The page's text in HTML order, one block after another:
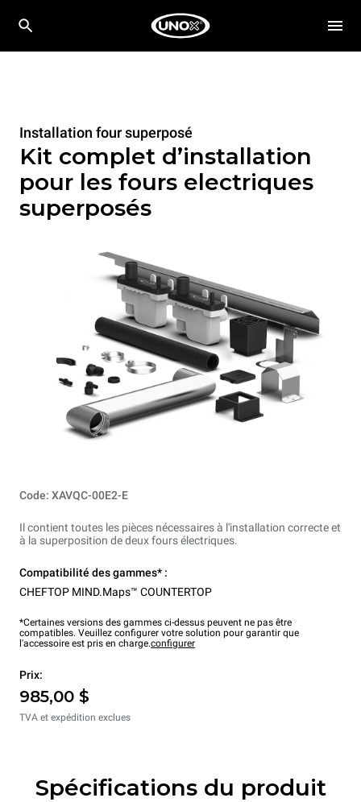
Installation four superposé
Kit complet d’installation
pour les fours electriques
superposés
Code: XAVQC-00E2-E
Il contient toutes les pièces nécessaires à l'installation correcte et
à la superposition de deux fours électriques.
Compatibilité des gammes* :
CHEFTOP MIND.Maps™ COUNTERTOP
*Certaines versions des gammes ci-dessus peuvent ne pas être
compatibles. Veuillez configurer votre solution pour garantir que
l'accessoire est pris en charge.configurer
Prix:
985,00 $
TVA et expédition exclues
Spécifications du produit